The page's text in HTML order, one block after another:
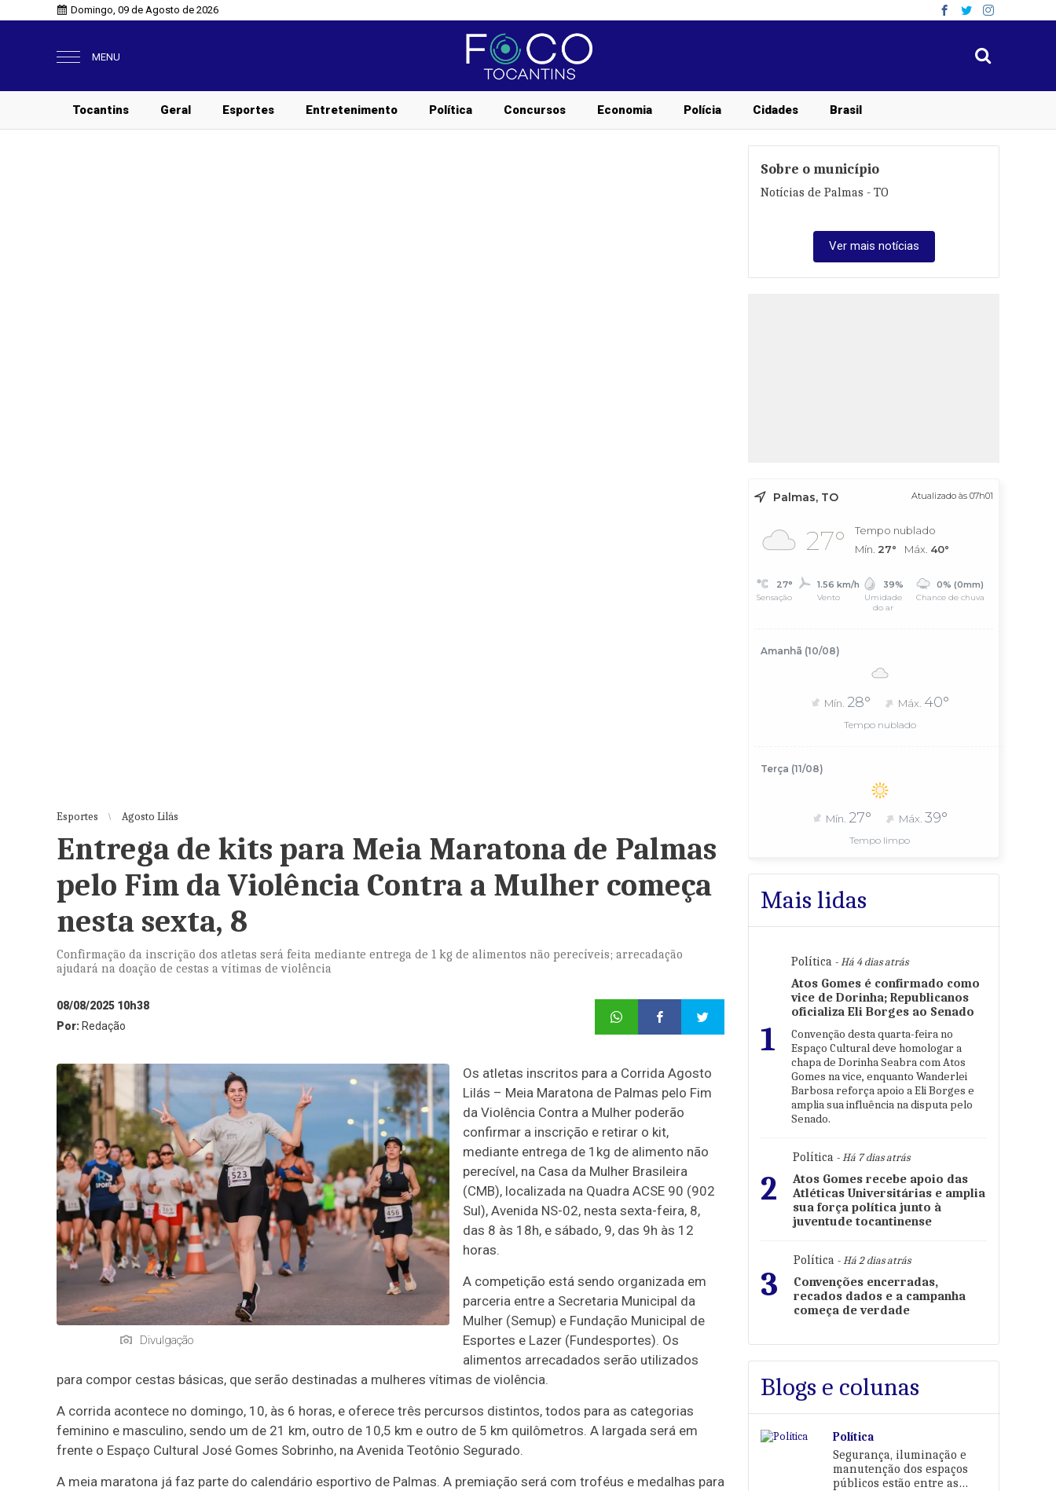
Domingo, 09 de Agosto de 2026
MENU
Tocantins Geral Esportes Entretenimento Política Concursos Economia Polícia Cidades Brasil
Esportes Agosto Lilás
Entrega de kits para Meia Maratona de Palmas
pelo Fim da Violência Contra a Mulher começa
nesta sexta, 8
Confirmação da inscrição dos atletas será feita mediante entrega de 1 kg de alimentos não perecíveis; arrecadação
ajudará na doação de cestas a vítimas de violência
08/08/2025 10h38
Por: Redação
Divulgação
Os atletas inscritos para a Corrida Agosto
Lilás – Meia Maratona de Palmas pelo Fim
da Violência Contra a Mulher poderão
confirmar a inscrição e retirar o kit,
mediante entrega de 1kg de alimento não
perecível, na Casa da Mulher Brasileira
(CMB), localizada na Quadra ACSE 90 (902
Sul), Avenida NS-02, nesta sexta-feira, 8,
das 8 às 18h, e sábado, 9, das 9h às 12
horas.
A competição está sendo organizada em
parceria entre a Secretaria Municipal da
Mulher (Semup) e Fundação Municipal de
Esportes e Lazer (Fundesportes). Os
alimentos arrecadados serão utilizados
para compor cestas básicas, que serão destinadas a mulheres vítimas de violência.
A corrida acontece no domingo, 10, às 6 horas, e oferece três percursos distintos, todos para as categorias
feminino e masculino, sendo um de 21 km, outro de 10,5 km e outro de 5 km quilômetros. A largada será em
frente o Espaço Cultural José Gomes Sobrinho, na Avenida Teotônio Segurado.
A meia maratona já faz parte do calendário esportivo de Palmas. A premiação será com troféus e medalhas para
Sobre o município
Notícias de Palmas - TO
Ver mais notícias
Palmas, TO Atualizado às 07h01
27°
Tempo nublado
Mín. 27° Máx. 40°
27°
Sensação
1.56 km/h
Vento
39%
Umidade
do ar
0% (0mm)
Chance de chuva
Amanhã (10/08)
Mín. 28° Máx. 40°
Tempo nublado
Terça (11/08)
Mín. 27° Máx. 39°
Tempo limpo
Mais lidas
1
Política - Há 4 dias atrás
Atos Gomes é confirmado como
vice de Dorinha; Republicanos
oficializa Eli Borges ao Senado
Convenção desta quarta-feira no
Espaço Cultural deve homologar a
chapa de Dorinha Seabra com Atos
Gomes na vice, enquanto Wanderlei
Barbosa reforça apoio a Eli Borges e
amplia sua influência na disputa pelo
Senado.
2
Política - Há 7 dias atrás
Atos Gomes recebe apoio das
Atléticas Universitárias e amplia
sua força política junto à
juventude tocantinense
3
Política - Há 2 dias atrás
Convenções encerradas,
recados dados e a campanha
começa de verdade
Blogs e colunas
Política
Segurança, iluminação e
manutenção dos espaços
públicos estão entre as